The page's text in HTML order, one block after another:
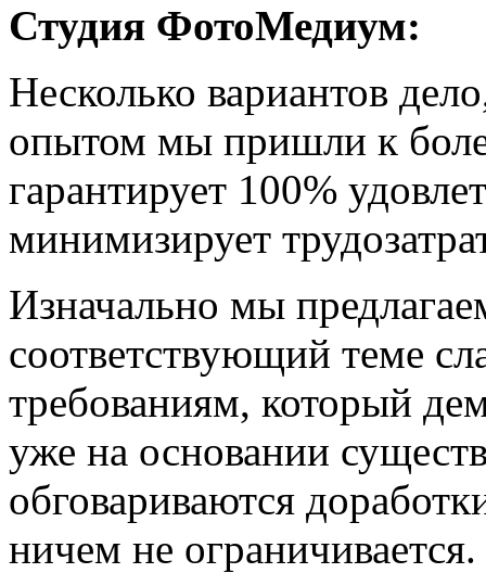
Студия ФотоМедиум:
Несколько вариантов
опытом мы пришли к
гарантирует 100%
минимизирует
Изначально мы
соответствующий теме
требованиям, который
уже на основании
обговариваются
ничем не